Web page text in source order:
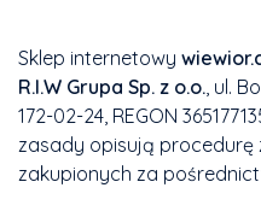
Sklep internetowy
R.I.W Grupa Sp. z o.o., ul.
172-02-24, REGON
zasady opisują
zakupionych za